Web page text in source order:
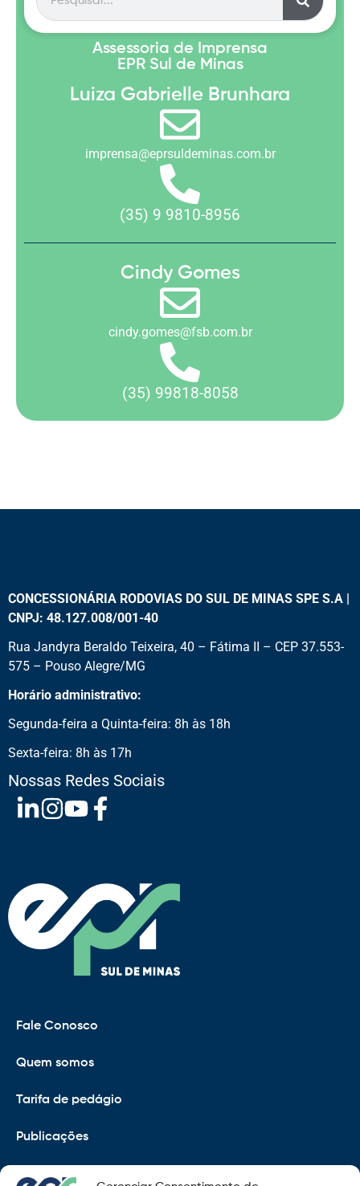
Assessoria de Imprensa
EPR Sul de Minas
Luiza Gabrielle Brunhara
imprensa@eprsuldeminas.com.br
(35) 9 9810-8956
Cindy Gomes
cindy.gomes@fsb.com.br
(35) 99818-8058
CONCESSIONÁRIA RODOVIAS DO SUL DE MINAS SPE S.A |
CNPJ: 48.127.008/001-40
Rua Jandyra Beraldo Teixeira, 40 – Fátima II – CEP 37.553-
575 – Pouso Alegre/MG
Horário administrativo:
Segunda-feira a Quinta-feira: 8h às 18h
Sexta-feira: 8h às 17h
Nossas Redes Sociais
Fale Conosco
Quem somos
Tarifa de pedágio
Publicações
EPR